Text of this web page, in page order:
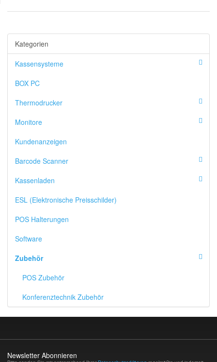
Kategorien
Kassensysteme
BOX PC
Thermodrucker
Monitore
Kundenanzeigen
Barcode Scanner
Kassenladen
ESL (Elektronische Preisschilder)
POS Halterungen
Software
Zubehör
POS Zubehör
Konferenztechnik Zubehör
Newsletter Abonnieren